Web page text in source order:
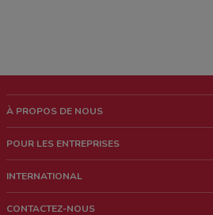
À PROPOS DE NOUS
News & Médias
POUR LES ENTREPRISES
Contacts commerciaux et/ou marketing
INTERNATIONAL
CONTACTEZ-NOUS